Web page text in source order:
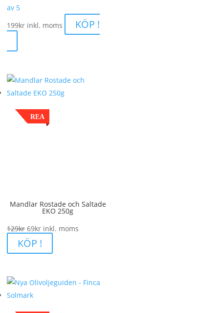
av 5
199kr inkl. moms KÖP !
REA
Mandlar Rostade och Saltade
EKO 250g
129kr Det
ursprungliga
priset
129kr.
69krDet
nuvarande
priset
69kr.
inkl. moms
KÖP !